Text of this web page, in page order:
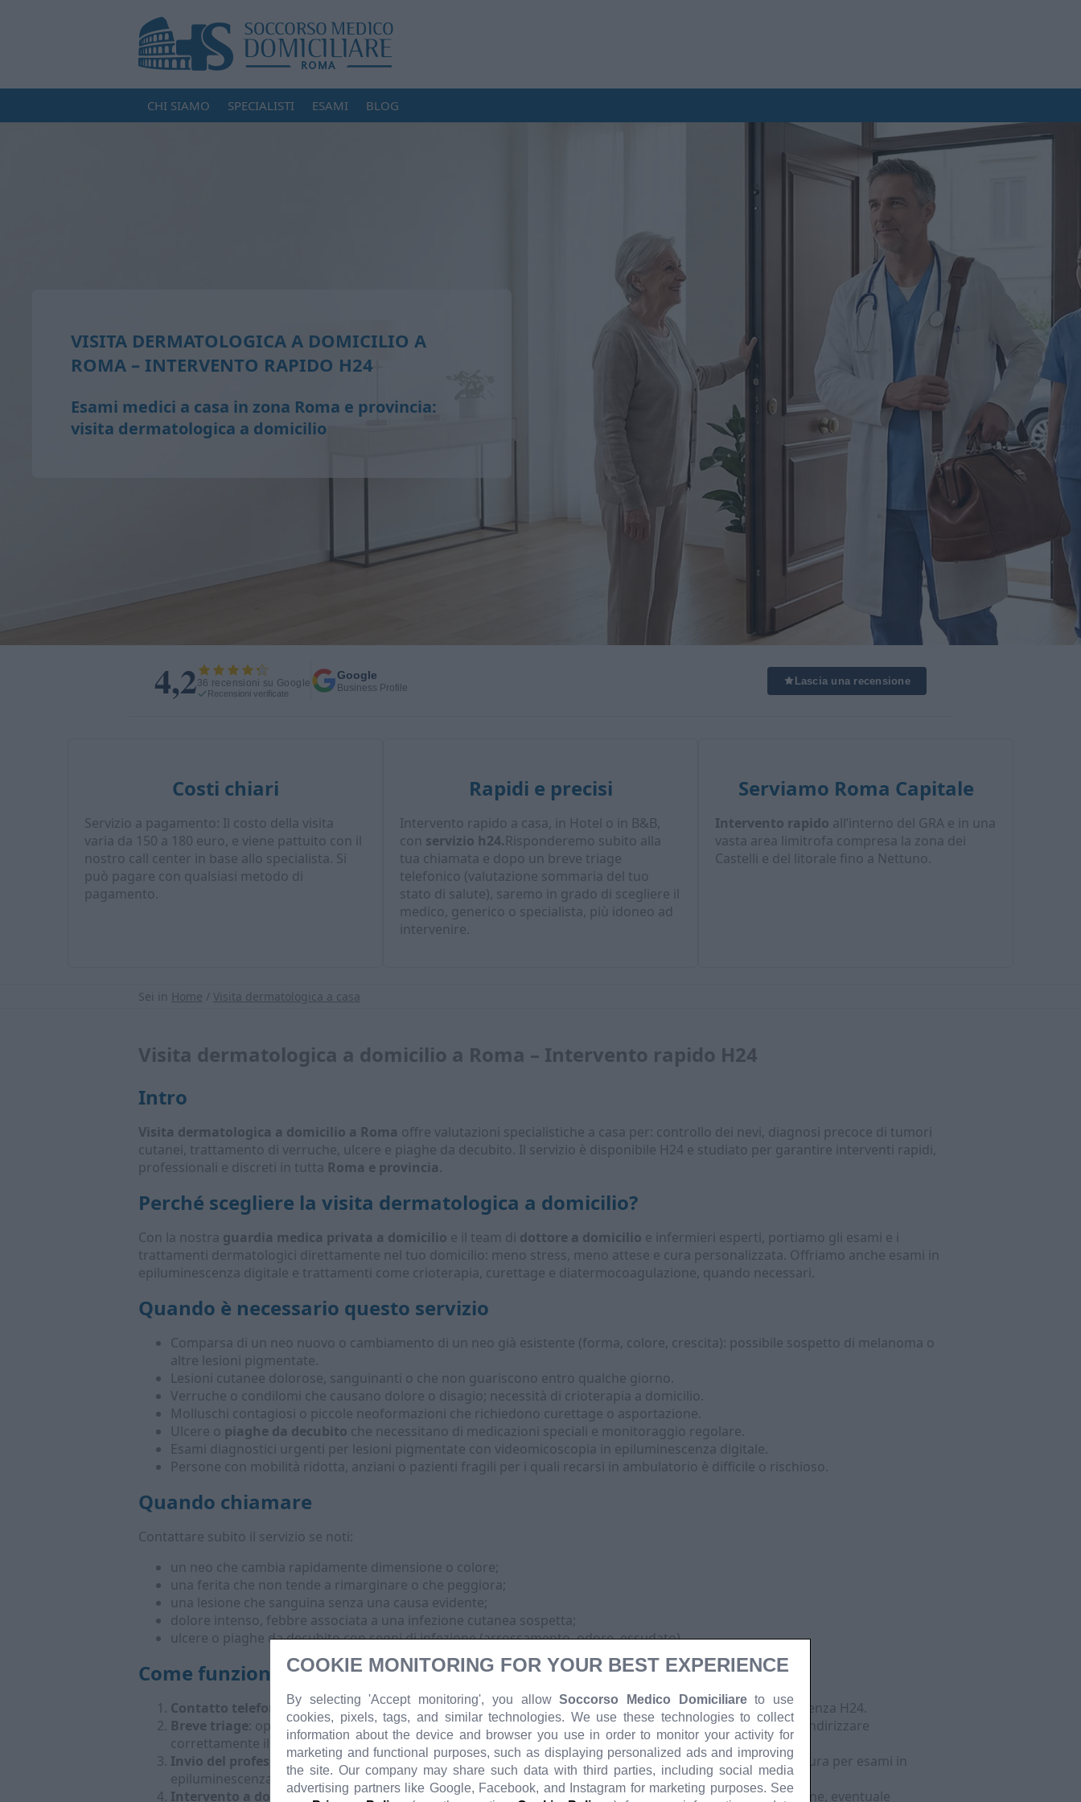
CHI SIAMO SPECIALISTI ESAMI BLOG
VISITA DERMATOLOGICA A DOMICILIO A
ROMA – INTERVENTO RAPIDO H24
Esami medici a casa in zona Roma e provincia:
visita dermatologica a domicilio
4,236 recensioni su Google
Recensioni verificate
Google
Business Profile
Lascia una recensione
Costi chiari
Servizio a pagamento: Il costo della visita
varia da 150 a 180 euro, e viene pattuito con il
nostro call center in base allo specialista. Si
può pagare con qualsiasi metodo di
pagamento.
Rapidi e precisi
Intervento rapido a casa, in Hotel o in B&B,
con servizio h24.Risponderemo subito alla
tua chiamata e dopo un breve triage
telefonico (valutazione sommaria del tuo
stato di salute), saremo in grado di scegliere il
medico, generico o specialista, più idoneo ad
intervenire.
Serviamo Roma Capitale
Intervento rapido all’interno del GRA e in una
vasta area limitrofa compresa la zona dei
Castelli e del litorale fino a Nettuno.
Sei in Home / Visita dermatologica a casa
Visita dermatologica a domicilio a Roma – Intervento rapido H24
Intro
Visita dermatologica a domicilio a Roma offre valutazioni specialistiche a casa per: controllo dei nevi, diagnosi precoce di tumori
cutanei, trattamento di verruche, ulcere e piaghe da decubito. Il servizio è disponibile H24 e studiato per garantire interventi rapidi,
professionali e discreti in tutta Roma e provincia.
Perché scegliere la visita dermatologica a domicilio?
Con la nostra guardia medica privata a domicilio e il team di dottore a domicilio e infermieri esperti, portiamo gli esami e i
trattamenti dermatologici direttamente nel tuo domicilio: meno stress, meno attese e cura personalizzata. Offriamo anche esami in
epiluminescenza digitale e trattamenti come crioterapia, curettage e diatermocoagulazione, quando necessari.
Quando è necessario questo servizio
Comparsa di un neo nuovo o cambiamento di un neo già esistente (forma, colore, crescita): possibile sospetto di melanoma o
altre lesioni pigmentate.
Lesioni cutanee dolorose, sanguinanti o che non guariscono entro qualche giorno.
Verruche o condilomi che causano dolore o disagio; necessità di crioterapia a domicilio.
Molluschi contagiosi o piccole neoformazioni che richiedono curettage o asportazione.
Ulcere o piaghe da decubito che necessitano di medicazioni speciali e monitoraggio regolare.
Esami diagnostici urgenti per lesioni pigmentate con videomicoscopia in epiluminescenza digitale.
Persone con mobilità ridotta, anziani o pazienti fragili per i quali recarsi in ambulatorio è difficile o rischioso.
Quando chiamare
Contattare subito il servizio se noti:
un neo che cambia rapidamente dimensione o colore;
una ferita che non tende a rimarginare o che peggiora;
una lesione che sanguina senza una causa evidente;
dolore intenso, febbre associata a una infezione cutanea sospetta;
ulcere o piaghe da decubito con segni di infezione (arrossamento, odore, essudato).
Come funziona il servizio
Contatto telefonico: chiama il numero di emergenza o il centralino per la prenotazione. Forniamo assistenza H24.
Breve triage: operatore sanitario effettua una valutazione telefonica per capire urgenza e sintomi e per indirizzare
correttamente il team (dermatologo o infermiere specializzato).
Invio del professionista: in base al triage, viene inviato ilmedico a domicilioo l’infermiere con attrezzatura per esami in
epiluminescenza, crioterapia, curettage o medicazioni avanzate.
Intervento a domicilio: visita, diagnosi e trattamento direttamente a casa; rilascio di referto o prescrizione, eventuale
COOKIE MONITORING FOR YOUR BEST EXPERIENCE
By selecting 'Accept monitoring', you allow Soccorso Medico Domiciliare to use
cookies, pixels, tags, and similar technologies. We use these technologies to collect
information about the device and browser you use in order to monitor your activity for
marketing and functional purposes, such as displaying personalized ads and improving
the site. Our company may share such data with third parties, including social media
advertising partners like Google, Facebook, and Instagram for marketing purposes. See